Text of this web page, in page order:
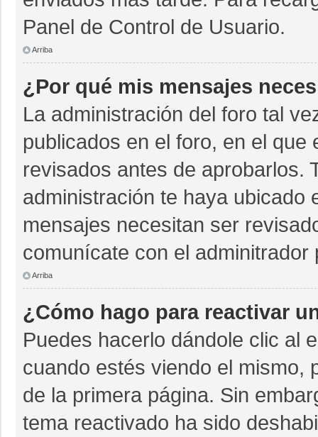
Panel de Control de Usuario.
Arriba
¿Por qué mis mensajes
La administración del foro tal
publicados en el foro, en el
revisados antes de aprobarlos.
administración te haya ubicado
mensajes necesitan ser
comunícate con el
Arriba
¿Cómo hago para reactivar
Puedes hacerlo dándole clic al
cuando estés viendo el mismo,
de la primera página. Sin
tema reactivado ha sido